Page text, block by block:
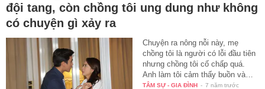
đội tang, còn chồng tôi ung dung như không
có chuyện gì xảy ra
Chuyện ra nông nỗi này, mẹ
chồng tôi là người có lỗi đầu tiên
nhưng chồng tôi cố chấp quá.
Anh làm tôi cảm thấy buồn và…
TÂM SỰ - GIA ĐÌNH - 7 năm trước